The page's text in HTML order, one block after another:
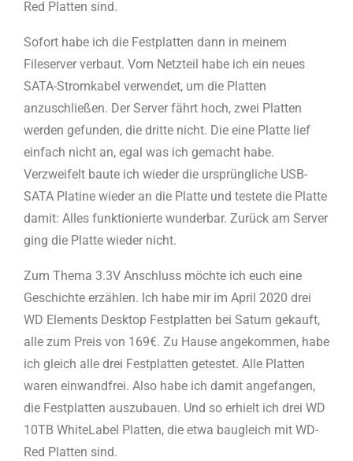
Red Platten sind.
Sofort habe ich die Festplatten dann in meinem
Fileserver verbaut. Vom Netzteil habe ich ein neues
SATA-Stromkabel verwendet, um die Platten
anzuschließen. Der Server fährt hoch, zwei Platten
werden gefunden, die dritte nicht. Die eine Platte lief
einfach nicht an, egal was ich gemacht habe.
Verzweifelt baute ich wieder die ursprüngliche USB-
SATA Platine wieder an die Platte und testete die Platte
damit: Alles funktionierte wunderbar. Zurück am Server
ging die Platte wieder nicht.
Zum Thema 3.3V Anschluss möchte ich euch eine
Geschichte erzählen. Ich habe mir im April 2020 drei
WD Elements Desktop Festplatten bei Saturn gekauft,
alle zum Preis von 169€. Zu Hause angekommen, habe
ich gleich alle drei Festplatten getestet. Alle Platten
waren einwandfrei. Also habe ich damit angefangen,
die Festplatten auszubauen. Und so erhielt ich drei WD
10TB WhiteLabel Platten, die etwa baugleich mit WD-
Red Platten sind.